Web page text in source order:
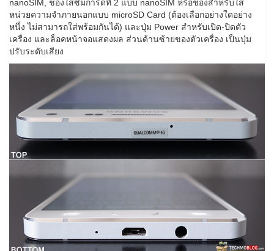
nanoSIM, ช่องใส่ซิมการ์ดที่ 2 แบบ nanoSIM หรือช่องสำหรับใส่
หน่วยความจำภายนอกแบบ microSD Card (ต้องเลือกอย่างใดอย่าง
หนึ่ง ไม่สามารถใส่พร้อมกันได้) และปุ่ม Power สำหรับเปิด-ปิดตัว
เครื่อง และล็อคหน้าจอแสดงผล ส่วนด้านซ้ายของตัวเครื่อง เป็นปุ่ม
ปรับระดับเสียง